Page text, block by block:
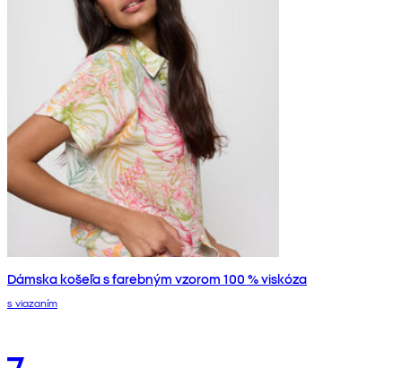
Dámska košeľa s farebným vzorom 100 % viskóza
s viazaním